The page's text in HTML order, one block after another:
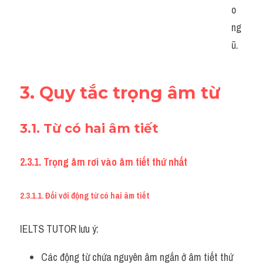
o
ng
ũ.
3. Quy tắc trọng âm từ
3.1. Từ có hai âm tiết
2.3.1. Trọng âm rơi vào âm tiết thứ nhất
2.3.1.1. Đối với động từ có hai âm tiết
IELTS TUTOR lưu ý:
Các động từ chứa nguyên âm ngắn ở âm tiết thứ